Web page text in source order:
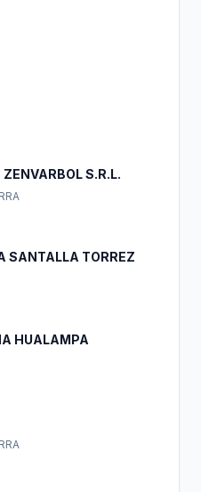
S.R.L.
SANTALLA TORREZ
HUALAMPA